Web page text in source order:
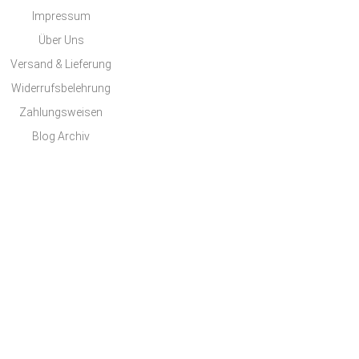
Impressum
Über Uns
Versand & Lieferung
Widerrufsbelehrung
Zahlungsweisen
Blog Archiv